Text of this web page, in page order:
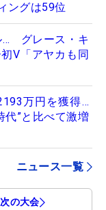
ングは59位
… グレース・キ
V「アヤカも同
万円を獲得…
”と比べて激増
ニュース一覧
次の大会